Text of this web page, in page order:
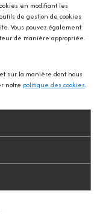
en modifiant les
de gestion de cookies
Vous pouvez également
de manière appropriée.
sur la manière dont nous
notre politique des cookies.